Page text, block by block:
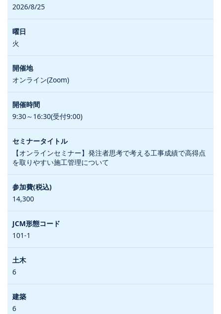
2026/8/25
火
オンライン(Zoom)
9:30～16:30(受付9:00)
【オンラインセミナー】発注者思考で考える工事成績で高得点
を取りやすい施工管理について
14,300
101-1
6
6